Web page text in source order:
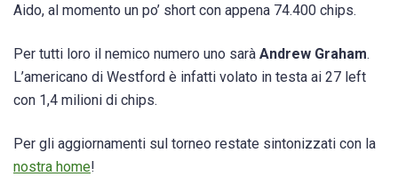
Aido, al momento un po’ short con appena 74.400 chips.
Per tutti loro il nemico numero uno sarà Andrew Graham.
L’americano di Westford è infatti volato in testa ai 27 left
con 1,4 milioni di chips.
Per gli aggiornamenti sul torneo restate sintonizzati con la
nostra home!